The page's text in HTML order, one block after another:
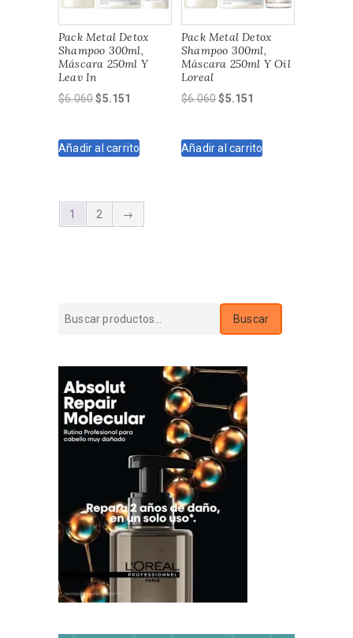
Pack Metal Detox
Shampoo 300ml,
Máscara 250ml Y
Leav In
$6.060El
era:
$5.151
es:
Añadir al carrito
Pack Metal Detox
Shampoo 300ml,
Máscara 250ml Y Oil
Loreal
$6.060El
era:
$5.151
es:
Añadir al carrito
1 2 →
Buscar